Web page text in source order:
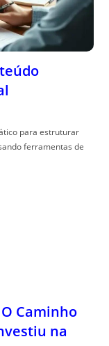
para estruturar
ferramentas de
Caminho
na